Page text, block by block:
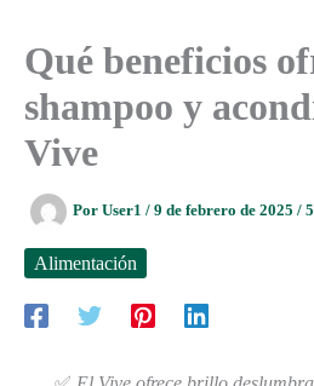
Qué beneficios
shampoo y
Vive
Por User1 / 9 de febrero de 2025 /
Alimentación